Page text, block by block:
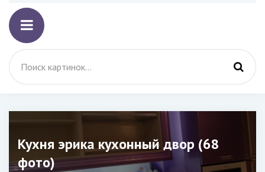
Кухня эрика кухонный двор (68
фото)